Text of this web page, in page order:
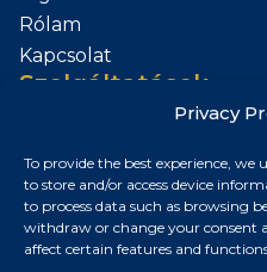
Privacy
To provide the best experience, we
to store and/or access device
to process data such as browsing
withdraw or change your consent
affect certain features and
Rólam
Kapcsolat
Szolgáltatások
Kapcsolat
Budapest,
+36 30 687 6790